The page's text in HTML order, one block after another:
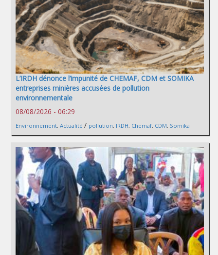
L’IRDH dénonce l’impunité de CHEMAF, CDM et SOMIKA
entreprises minières accusées de pollution
environnementale
08/08/2026 - 06:29
Environnement, Actualité / pollution, IRDH, Chemaf, CDM, Somika